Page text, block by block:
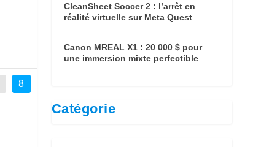
8
CleanSheet Soccer 2 : l’arrêt en
réalité virtuelle sur Meta Quest
Canon MREAL X1 : 20 000 $ pour
une immersion mixte perfectible
Catégorie